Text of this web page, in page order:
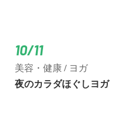
10/11
美容・健康 / ヨガ
夜のカラダほぐしヨガ